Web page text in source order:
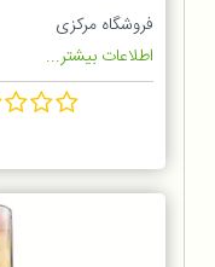
فروشگاه مرکزی
اطلاعات بیشتر...